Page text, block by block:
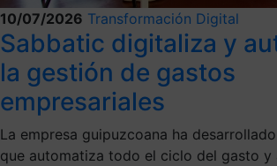
10/07/2026 Transformación Digital
Sabbatic digitaliza y
la gestión de gastos
empresariales
La empresa guipuzcoana ha
que automatiza todo el ciclo del gasto y